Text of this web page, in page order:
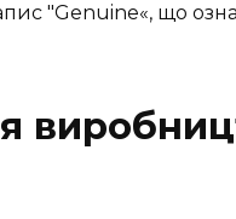
"Genuine«, що